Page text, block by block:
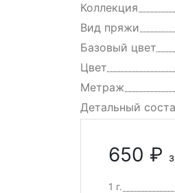
Коллекция
Вид пряжи
Базовый цвет
Цвет
Метраж
Детальный
650 ₽
1 г.